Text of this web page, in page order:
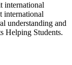
international
international
understanding and
Helping Students.